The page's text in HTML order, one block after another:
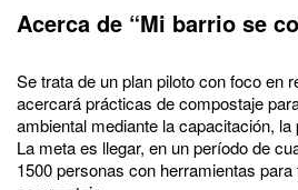
Acerca de “Mi barrio se
Se trata de un plan piloto con foco en
acercará prácticas de compostaje
ambiental mediante la capacitación,
La meta es llegar, en un período de
1500 personas con herramientas